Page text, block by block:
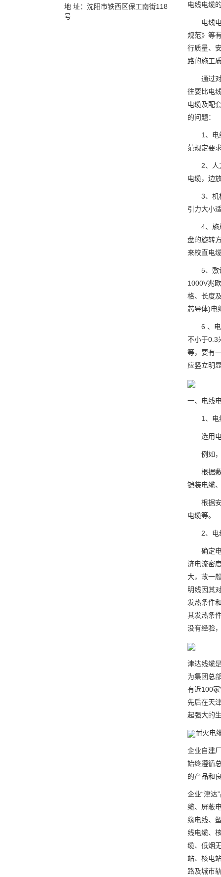
电线电缆
电线电
规范》等
行质量、
路的施工
通过对
往要比电
电缆及配
的问题：
1、电
范规定要
2、人
电缆，边
3、机
引力大小
4、施
盘的旋转
来校直电
5、敷
1000V兆
格、长度
芯导体)电
6 、
不小于0.3
等，要有
应竖立明
一、电线
1、电
选用电
例如，
根据敷
铠装电缆
根据安
电缆等。
2、电
确定电
济电流密
大，故一
明线因其
发热条件
其发热条
没有经验
津达线缆
为集团总
有近100
先后在天
起强大的
耐火电
企业自建
始终遵循
的产品和
企业“津达
缆、屏蔽
缘电线、
线电缆、
缆、低烟
站、核电
路及城市
地 址：沈阳市铁西区保工南街118
号